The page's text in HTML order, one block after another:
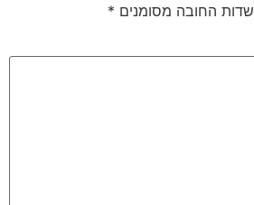
שדות החובה מסומנים *